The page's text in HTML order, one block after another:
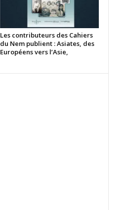
Les contributeurs des Cahiers
du Nem publient : Asiates, des
Européens vers l’Asie,